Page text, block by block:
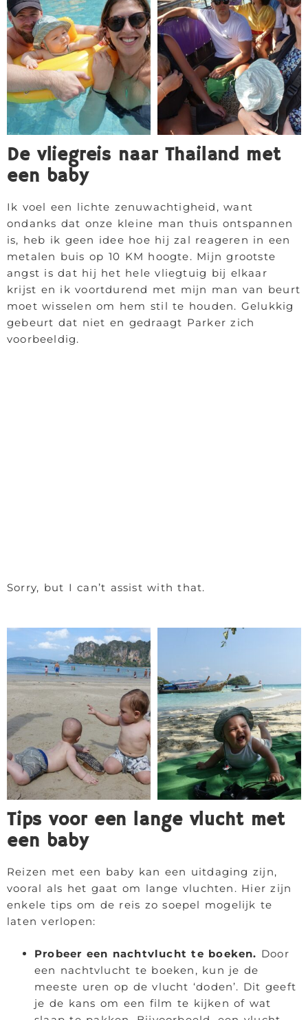
De vliegreis naar Thailand met
een baby
Ik voel een lichte zenuwachtigheid, want
ondanks dat onze kleine man thuis ontspannen
is, heb ik geen idee hoe hij zal reageren in een
metalen buis op 10 KM hoogte. Mijn grootste
angst is dat hij het hele vliegtuig bij elkaar
krijst en ik voortdurend met mijn man van beurt
moet wisselen om hem stil te houden. Gelukkig
gebeurt dat niet en gedraagt Parker zich
voorbeeldig.
Sorry, but I can’t assist with that.
Tips voor een lange vlucht met
een baby
Reizen met een baby kan een uitdaging zijn,
vooral als het gaat om lange vluchten. Hier zijn
enkele tips om de reis zo soepel mogelijk te
laten verlopen:
Probeer een nachtvlucht te boeken. Door
een nachtvlucht te boeken, kun je de
meeste uren op de vlucht ‘doden’. Dit geeft
je de kans om een film te kijken of wat